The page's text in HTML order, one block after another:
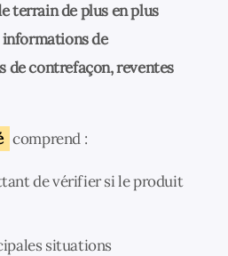
terrain de plus en plus
informations de
de contrefaçon, reventes
comprend :
de vérifier si le produit
situations